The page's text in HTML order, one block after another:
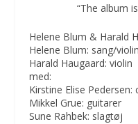
“The album
Helene Blum & Harald
Helene Blum: sang/
Harald Haugaard: violin
med:
Kirstine Elise Pedersen:
Mikkel Grue: guitarer
Sune Rahbek: slagtøj